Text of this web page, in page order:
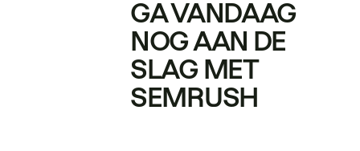
GA VANDAAG
NOG AAN DE
SLAG MET
SEMRUSH